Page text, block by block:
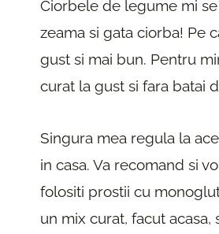
Ciorbele de legume mi
zeama si gata ciorba! Pe
gust si mai bun. Pentru
curat la gust si fara batai
Singura mea regula la
in casa. Va recomand si
folositi prostii cu
un mix curat, facut